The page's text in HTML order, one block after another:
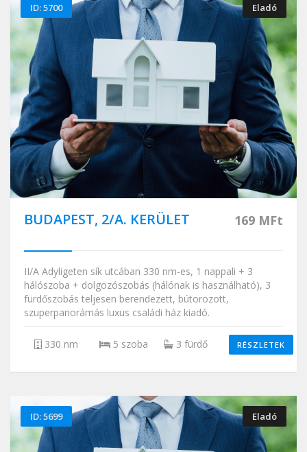
ID: 5700 Eladó
BUDAPEST, 2/A. KERÜLET 169 MFt
II/A Adyligeten sík utcában 330 nm-es, 1 nappali + 3
hálószoba + dolgozószobás (hálónak is használható), 3
fürdőszobás teljesen berendezett, bútorozott,
szuperpanorámás luxus családi ház kiadó.
330 nm 5 szoba 3 fürdő RÉSZLETEK
ID: 5699 Eladó